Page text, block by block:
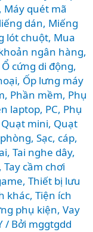
, Máy quét mã
dán, Miếng
lót chuột, Mua
ngân hàng,
Ổ cứng di động,
, Ốp lưng máy
, Phần mềm, Phụ
laptop, PC, Phụ
Quạt mini, Quạt
, Sạc, cáp,
, Tai nghe dây,
, Tay cầm chơi
, Thiết bị lưu
khác, Tiện ích
phụ kiện, Vay
/ Bởi mggtgdd